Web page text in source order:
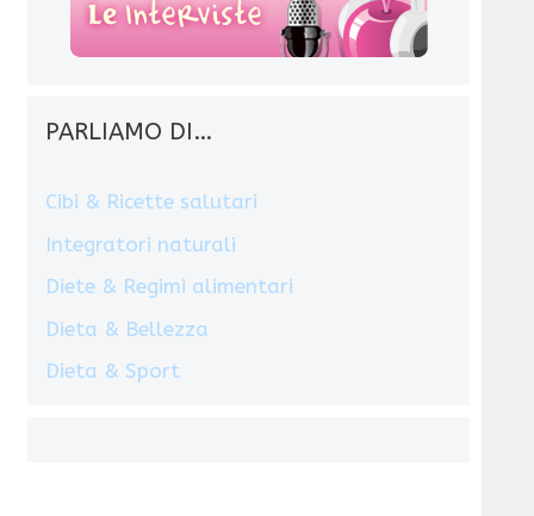
PARLIAMO DI…
Cibi & Ricette salutari
Integratori naturali
Diete & Regimi alimentari
Dieta & Bellezza
Dieta & Sport